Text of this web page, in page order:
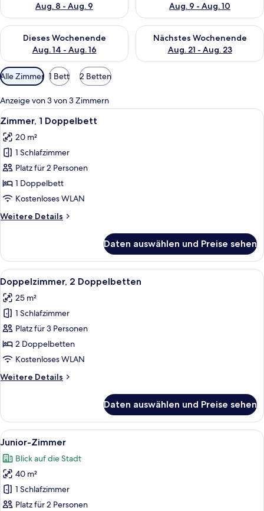
Aug. 8 - Aug. 9
Aug. 9 - Aug. 10
Dieses Wochenende
Aug. 14 - Aug. 16
Überprüfe die Verfügbarkeit für dieses Wochenende, Aug. 14
Nächstes Wochenende
Aug. 21 - Aug. 23
Überprüfe die Verfügbarkeit
Verfügbare
Filter
für
Zimmer
Alle Zimmer 1 Bett 2 Betten
Anzeige von 3 von 3 Zimmern
Alle
Fotos
für
Zimmer,
1
Doppelbett
anzeigen
Zimmer, 1 Doppelbett |
5
Zimmer, 1 Doppelbett
20 m²
1 Schlafzimmer
Platz für 2 Personen
1 Doppelbett
Kostenloses WLAN
Weitere Details
Weitere
1
Doppelbett
Daten auswählen und Preise sehen
Alle
Fotos
für
Doppelzimmer,
2 Doppelbetten
anzeigen
Ein Hotelzimmer mit zwei Betten,
2
Doppelzimmer, 2 Doppelbetten
25 m²
1 Schlafzimmer
Platz für 3 Personen
2 Doppelbetten
Kostenloses WLAN
Weitere Details
Weitere
2 Doppelbetten
Daten auswählen und Preise sehen
Alle
Fotos
für
Junior-
Zimmer
anzeigen
Ein Hotelzimmer mit einem Bett,
4
Junior-Zimmer
Blick auf die Stadt
40 m²
1 Schlafzimmer
Platz für 2 Personen